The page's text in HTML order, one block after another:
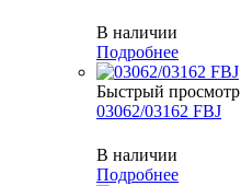
В наличии
Подробнее
Быстрый просмотр
03062/03162 FBJ
В наличии
Подробнее